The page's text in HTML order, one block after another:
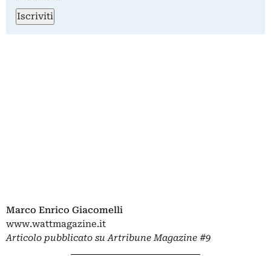
Iscriviti
Marco Enrico Giacomelli
www.wattmagazine.it
Articolo pubblicato suArtribune Magazine #9